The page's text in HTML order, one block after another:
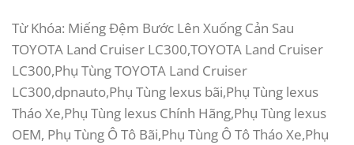
Từ Khóa: Miếng Đệm Bước Lên Xuống Cản Sau
TOYOTA Land Cruiser LC300,TOYOTA Land Cruiser
LC300,Phụ Tùng TOYOTA Land Cruiser
LC300,dpnauto,Phụ Tùng lexus bãi,Phụ Tùng lexus
Tháo Xe,Phụ Tùng lexus Chính Hãng,Phụ Tùng lexus
OEM, Phụ Tùng Ô Tô Bãi,Phụ Tùng Ô Tô Tháo Xe,Phụ